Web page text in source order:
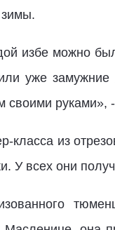
зимы.
избе можно
уже
своими руками»,
класса из
У всех они